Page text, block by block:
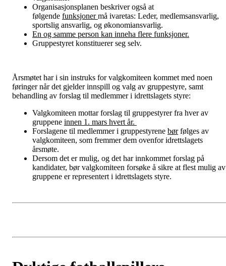
Organisasjonsplanen beskriver også at
følgende funksjonermå ivaretas: Leder, medlemsansvarlig,
sportslig ansvarlig, og økonomiansvarlig.
En og samme person kan inneha flere funksjoner.
Gruppestyret konstituerer seg selv.
Årsmøtet har i sin instruks for valgkomiteen kommet med noen
føringer når det gjelder innspill og valg av gruppestyre, samt
behandling av forslag til medlemmer i idrettslagets styre:
Valgkomiteen mottar forslag til gruppestyrer fra hver av
gruppene innen 1. mars hvert år.
Forslagene til medlemmer i gruppestyrene børfølges av
valgkomiteen, som fremmer dem ovenfor idrettslagets
årsmøte.
Dersom det er mulig, og det har innkommet forslag på
kandidater, bør valgkomiteen forsøke å sikre at flest mulig av
gruppene er representert i idrettslagets styre.